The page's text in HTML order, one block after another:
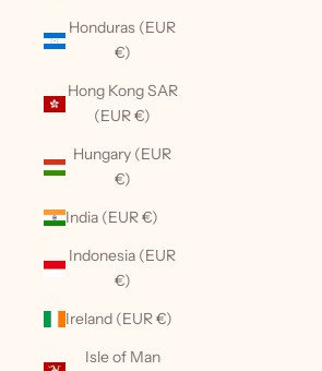
Honduras (EUR
€)
Hong Kong SAR
(EUR €)
Hungary (EUR
€)
India (EUR €)
Indonesia (EUR
€)
Ireland (EUR €)
Isle of Man